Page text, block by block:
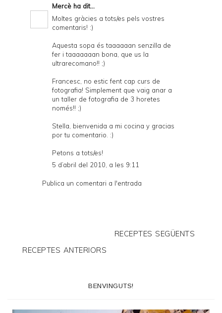
Mercè ha dit...
Moltes gràcies a tots/es pels vostres
comentaris! :)
Aquesta sopa és taaaaaan senzilla de
fer i taaaaaaan bona, que us la
ultrarecomano!! ;)
Francesc, no estic fent cap curs de
fotografia! Simplement que vaig anar a
un taller de fotografia de 3 horetes
només!! ;)
Stella, bienvenida a mi cocina y gracias
por tu comentario. :)
Petons a tots/es!
5 d’abril del 2010, a les 9:11
Publica un comentari a l'entrada
RECEPTES SEGÜENTS
RECEPTES ANTERIORS
BENVINGUTS!